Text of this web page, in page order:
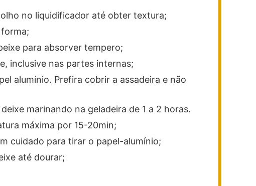
no liquidificador até obter textura;
para absorver tempero;
inclusive nas partes internas;
alumínio. Prefira cobrir a assadeira e não
marinando na geladeira de 1 a 2 horas.
máxima por 15-20min;
cuidado para tirar o papel-alumínio;
até dourar;